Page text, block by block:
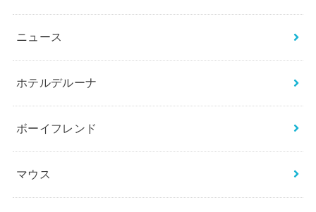
ニュース
ホテルデルーナ
ボーイフレンド
マウス